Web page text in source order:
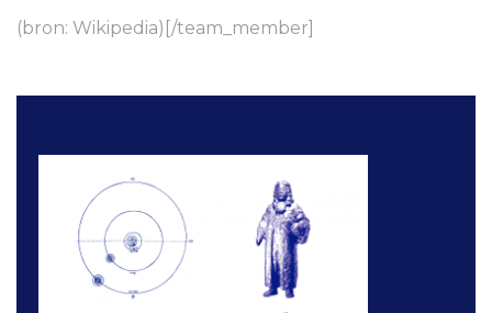
(bron: Wikipedia)[/team_member]